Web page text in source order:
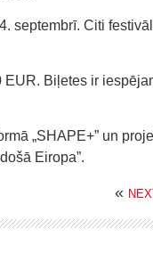
septembrī. Citi
Biļetes ir
„SHAPE+” un
Eiropa”.
«